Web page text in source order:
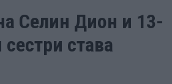
Селин Дион и 13-
става